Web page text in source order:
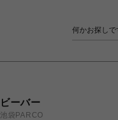
ビーバー
池袋PARCO